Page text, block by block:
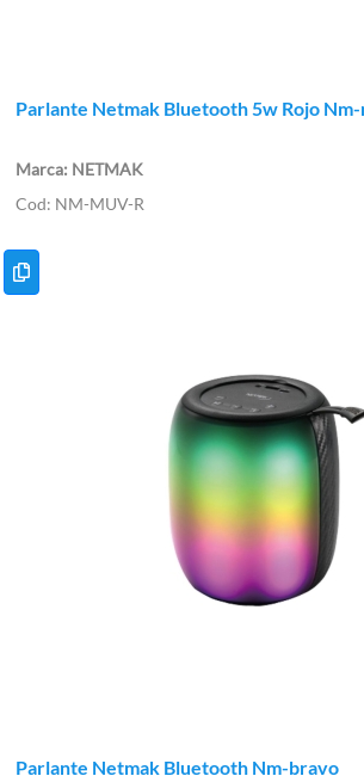
Parlante Netmak Bluetooth 5w Rojo
NETMAK
NM-MUV-R
Parlante Netmak Bluetooth Nm-bravo